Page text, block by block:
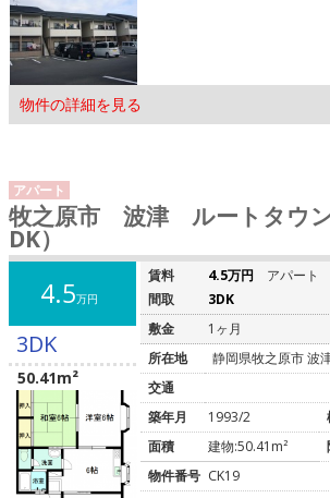
物件の詳細を見る
アパート
牧之原市 波津 ルートタウン
DK）
4.5万円
3DK
50.41m²
賃料 4.5万円
アパート
間取
3DK
敷金
1ヶ月
所在地
静岡県牧之原市 波
交通
築年月
1993/2
面積
建物:50.41m²
物件番号 CK19